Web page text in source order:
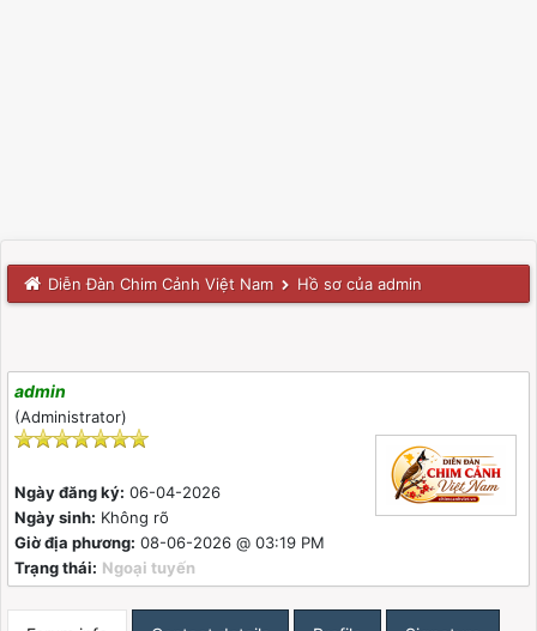
Diễn Đàn Chim Cảnh Việt Nam Hồ sơ của admin
admin
(Administrator)
Ngày đăng ký: 06-04-2026
Ngày sinh: Không rõ
Giờ địa phương: 08-06-2026 @ 03:19 PM
Trạng thái: Ngoại tuyến